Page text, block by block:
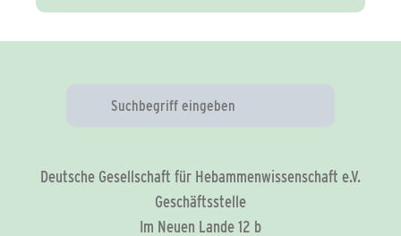
Deutsche Gesellschaft für Hebammenwissenschaft e.V.
Geschäftsstelle
Im Neuen Lande 12 b